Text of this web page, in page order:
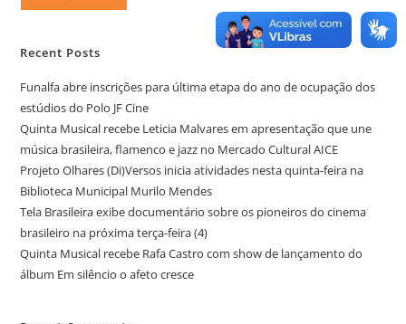
Recent Posts
Funalfa abre inscrições para última etapa do ano de ocupação dos
estúdios do Polo JF Cine
Quinta Musical recebe Leticia Malvares em apresentação que une
música brasileira, flamenco e jazz no Mercado Cultural AICE
Projeto Olhares (Di)Versos inicia atividades nesta quinta-feira na
Biblioteca Municipal Murilo Mendes
Tela Brasileira exibe documentário sobre os pioneiros do cinema
brasileiro na próxima terça-feira (4)
Quinta Musical recebe Rafa Castro com show de lançamento do
álbum Em silêncio o afeto cresce